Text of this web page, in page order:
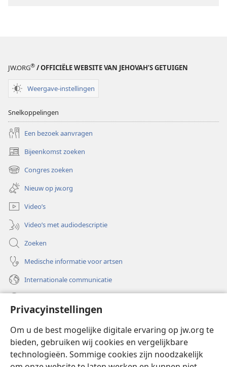
Privacyinstellingen
Om u de best mogelijke digitale ervaring op jw.org te
bieden, gebruiken wij cookies en vergelijkbare
technologieën. Sommige cookies zijn noodzakelijk
JW.ORG® / OFFICIËLE WEBSITE VAN JEHOVAH’S GETUIGEN
Weergave-instellingen
Snelkoppelingen
Een bezoek aanvragen
Bijeenkomst zoeken
(opent
nieuw
venster)
Congres zoeken
(opent
nieuw
venster)
Nieuw op jw.org
Video’s
Video’s met audiodescriptie
Zoeken
Medische informatie voor artsen
Internationale communicatie
(opent
nieuw
venster)Watchtower ONLINE LIBRARY™
(opent